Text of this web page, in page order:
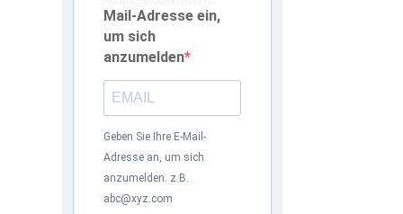
Mail-Adresse ein,
um sich
anzumelden
Geben Sie Ihre E-Mail-
Adresse an, um sich
anzumelden. z.B.
abc@xyz.com